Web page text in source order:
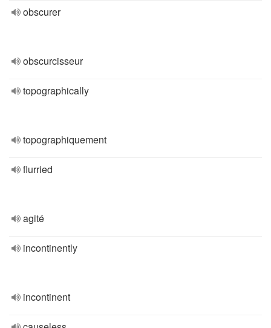
obscurer
obscurcisseur
topographically
topographiquement
flurried
agité
incontinently
incontinent